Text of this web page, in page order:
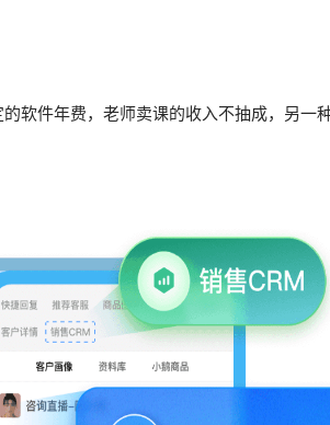
件年费，老师卖课的收入不抽成，另一